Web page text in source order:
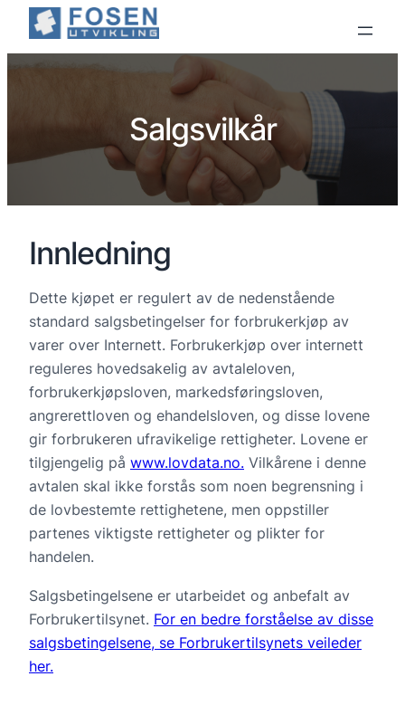
Salgsvilkår
Innledning
Dette kjøpet er regulert av de nedenstående
standard salgsbetingelser for forbrukerkjøp av
varer over Internett. Forbrukerkjøp over internett
reguleres hovedsakelig av avtaleloven,
forbrukerkjøpsloven, markedsføringsloven,
angrerettloven og ehandelsloven, og disse lovene
gir forbrukeren ufravikelige rettigheter. Lovene er
tilgjengelig på www.lovdata.no. Vilkårene i denne
avtalen skal ikke forstås som noen begrensning i
de lovbestemte rettighetene, men oppstiller
partenes viktigste rettigheter og plikter for
handelen.
Salgsbetingelsene er utarbeidet og anbefalt av
Forbrukertilsynet. For en bedre forståelse av disse
salgsbetingelsene, se Forbrukertilsynets veileder
her.